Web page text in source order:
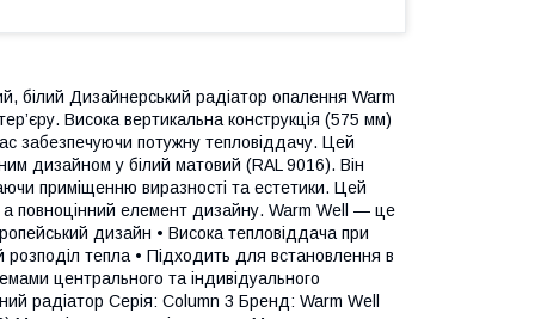
білий Дизайнерський радіатор опалення Warm
Висока вертикальна конструкція (575 мм)
забезпечуючи потужну тепловіддачу. Цей
дизайном у білий матовий (RAL 9016). Він
приміщенню виразності та естетики. Цей
повноцінний елемент дизайну. Warm Well — це
дизайн • Висока тепловіддача при
розподіл тепла • Підходить для встановлення в
центрального та індивідуального
радіатор Серія: Column 3 Бренд: Warm Well